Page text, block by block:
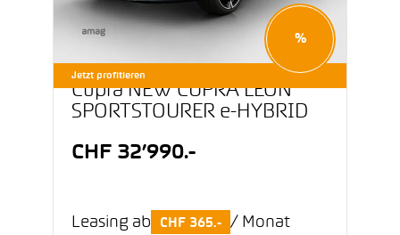
Jetzt profitieren
%
Cupra NEW CUPRA LEON
SPORTSTOURER e-HYBRID
CHF 32’990.-
Leasing ab CHF 365.- / Monat